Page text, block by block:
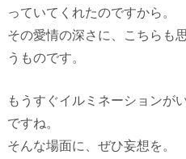
っていてくれたのですから。
その愛情の深さに、こちらも
うものです。
もうすぐイルミネーションが
ですね。
そんな場面に、ぜひ妄想を。